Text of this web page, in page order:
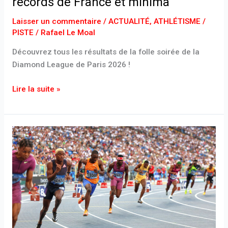
Laisser un commentaire / ACTUALITÉ, ATHLÉTISME /
PISTE/ Rafael Le Moal
Découvrez tous les résultats de la folle soirée de la
Diamond League de Paris 2026 !
Lire la suite »
Diamond
League
2026
:
calendrier,
format
et
fonctionnement